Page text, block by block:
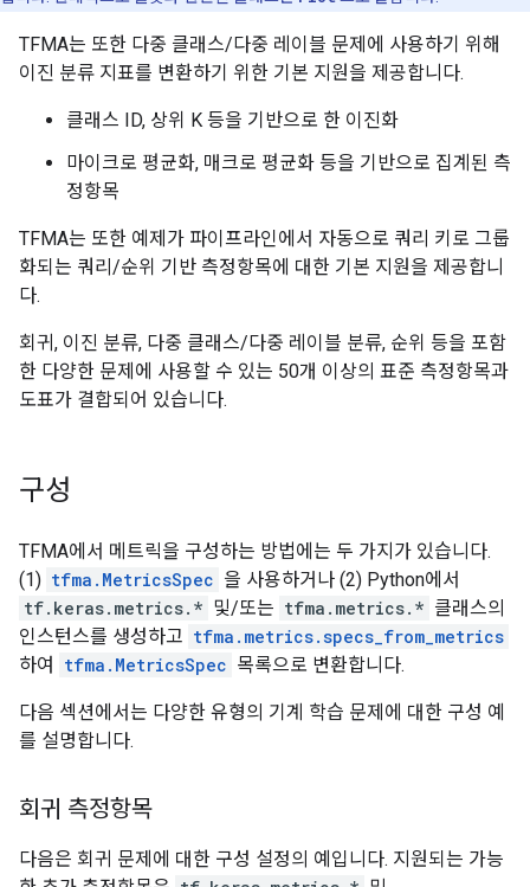
TFMA는 또한 다중 클래스/다중 레이블 문제에 사용하기 위해
이진 분류 지표를 변환하기 위한 기본 지원을 제공합니다.
클래스 ID, 상위 K 등을 기반으로 한 이진화
마이크로 평균화, 매크로 평균화 등을 기반으로 집계된 측
정항목
TFMA는 또한 예제가 파이프라인에서 자동으로 쿼리 키로 그룹
화되는 쿼리/순위 기반 측정항목에 대한 기본 지원을 제공합니
다.
회귀, 이진 분류, 다중 클래스/다중 레이블 분류, 순위 등을 포함
한 다양한 문제에 사용할 수 있는 50개 이상의 표준 측정항목과
도표가 결합되어 있습니다.
구성
TFMA에서 메트릭을 구성하는 방법에는 두 가지가 있습니다.
(1) tfma.MetricsSpec 을 사용하거나 (2) Python에서
tf.keras.metrics.* 및/또는 tfma.metrics.* 클래스의
인스턴스를 생성하고 tfma.metrics.specs_from_metrics
하여
tfma.MetricsSpec 목록으로 변환합니다.
다음 섹션에서는 다양한 유형의 기계 학습 문제에 대한 구성 예
를 설명합니다.
회귀 측정항목
다음은 회귀 문제에 대한 구성 설정의 예입니다. 지원되는 가능